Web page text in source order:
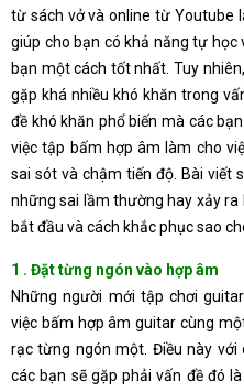
từ sách vở và online từ Youtube
giúp cho bạn có khả năng tự
bạn một cách tốt nhất. Tuy
gặp khá nhiều khó khăn trong
đề khó khăn phổ biến mà các
việc tập bấm hợp âm làm cho
sai sót và chậm tiến độ. Bài viết
những sai lầm thường hay xảy
bắt đầu và cách khắc phục sao
1 . Đặt từng ngón vào hợp âm
Những người mới tập chơi
việc bấm hợp âm guitar cùng
rạc từng ngón một. Điều này với
các bạn sẽ gặp phải vấn đề đó